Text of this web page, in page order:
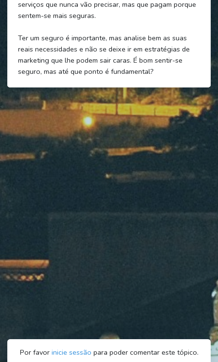
serviços que nunca vão precisar, mas que pagam porque
sentem-se mais seguras.
Ter um seguro é importante, mas analise bem as suas
reais necessidades e não se deixe ir em estratégias de
marketing que lhe podem sair caras. É bom sentir-se
seguro, mas até que ponto é fundamental?
Por favor inicie sessão para poder comentar este tópico.